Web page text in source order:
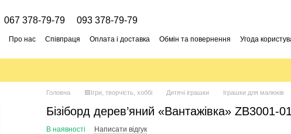
067 378-79-79 093 378-79-79
Про нас Співпраця Оплата і доставка Обмін та повернення Угода
Головна 🟪Ігри, творчість, хоббі Дитячі іграшки Іграшки для малюків
Бізіборд дерев’яний «Вантажівка» ZB3001-
В наявності Написати відгук